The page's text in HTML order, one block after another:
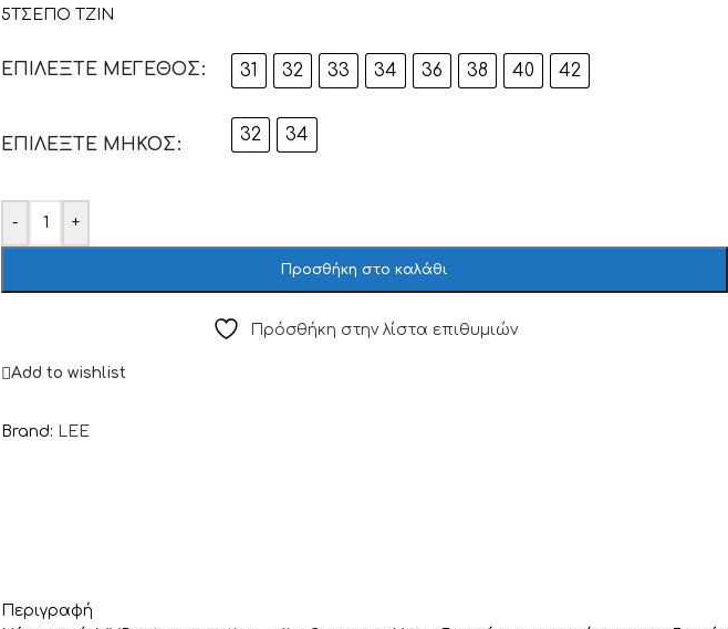
5ΤΣΕΠΟ ΤΖΙΝ
ΕΠΙΛΈΞΤΕ ΜΈΓΕΘΟΣ 31 32 33 34 36 38 40 42
ΕΠΙΛΈΞΤΕ ΜΉΚΟΣ 32 34
- +
Προσθήκη στο καλάθι
Πρόσθήκη στην λίστα επιθυμιών
Add to wishlist
Brand: LEE
Περιγραφή